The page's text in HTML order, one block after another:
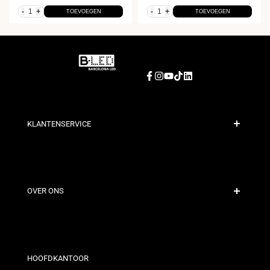
- + TOEVOEGEN - + TOEVOEGEN
Facebook
Instagram
YouTube
TikTokLinkedIn
KLANTENSERVICE
Contact
OVER ONS
Onze Winkels
HOOFDKANTOOR